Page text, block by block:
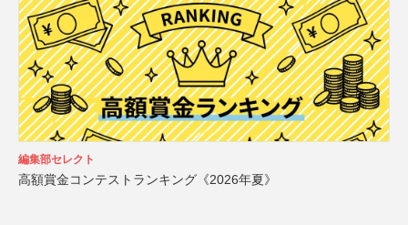
編集部セレクト
高額賞金コンテストランキング《2026年夏》